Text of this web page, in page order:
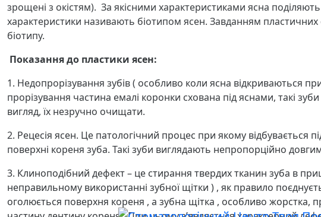
зрощені з окістям). За якісними характеристиками ясна поділяють
характеристики називають біотипом ясен. Завданням
біотипу.
Показання до пластики ясен:
1. Недопрорізування зубів ( особливо коли ясна відкриваються
прорізування частина емалі коронки схована під яснами, такі
вигляд, їх незручно очищати.
2. Рецесія ясен. Це патологічний процес при якому відбувається
поверхні кореня зуба. Такі зуби виглядають непропорційно
3. Клиноподібний дефект – це стирання твердих тканин зуба в
неправильному використанні зубної щітки ) , як правило
оголюється поверхня кореня , а зубна щітка , особливо жорстка,